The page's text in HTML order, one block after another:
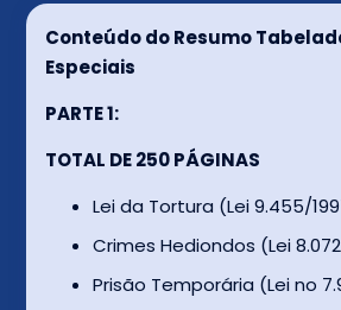
Conteúdo do Resumo
Especiais
PARTE 1:
TOTAL DE 250 PÁGINAS
Lei da Tortura (Lei 9.455/
Crimes Hediondos (Lei
Prisão Temporária (Lei no